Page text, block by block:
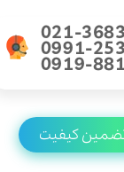
021-
0991-
0919-
کیفیت